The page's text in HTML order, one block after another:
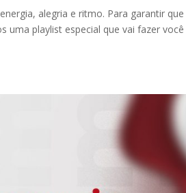
alegria e ritmo. Para garantir que
uma playlist especial que vai fazer